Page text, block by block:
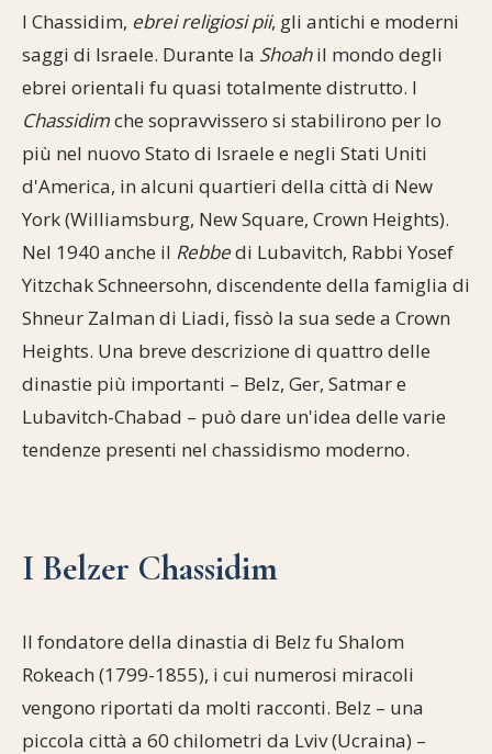
I Chassidim, ebrei religiosi pii, gli antichi e moderni
saggi di Israele. Durante la Shoahil mondo degli
ebrei orientali fu quasi totalmente distrutto. I
Chassidimche sopravvissero si stabilirono per lo
più nel nuovo Stato di Israele e negli Stati Uniti
d'America, in alcuni quartieri della città di New
York (Williamsburg, New Square, Crown Heights).
Nel 1940 anche il Rebbedi Lubavitch, Rabbi Yosef
Yitzchak Schneersohn, discendente della famiglia di
Shneur Zalman di Liadi, fissò la sua sede a Crown
Heights. Una breve descrizione di quattro delle
dinastie più importanti – Belz, Ger, Satmar e
Lubavitch-Chabad – può dare un'idea delle varie
tendenze presenti nel chassidismo moderno.
I Belzer Chassidim
Il fondatore della dinastia di Belz fu Shalom
Rokeach (1799-1855), i cui numerosi miracoli
vengono riportati da molti racconti. Belz – una
piccola città a 60 chilometri da Lviv (Ucraina) –